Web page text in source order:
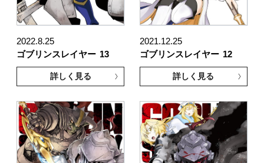
2022.8.25
ゴブリンスレイヤー 13
詳しく見る
2021.12.25
ゴブリンスレイヤー 12
詳しく見る